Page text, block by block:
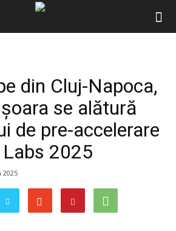
din Cluj-Napoca,
se alătură
de pre-accelerare
2025
2025